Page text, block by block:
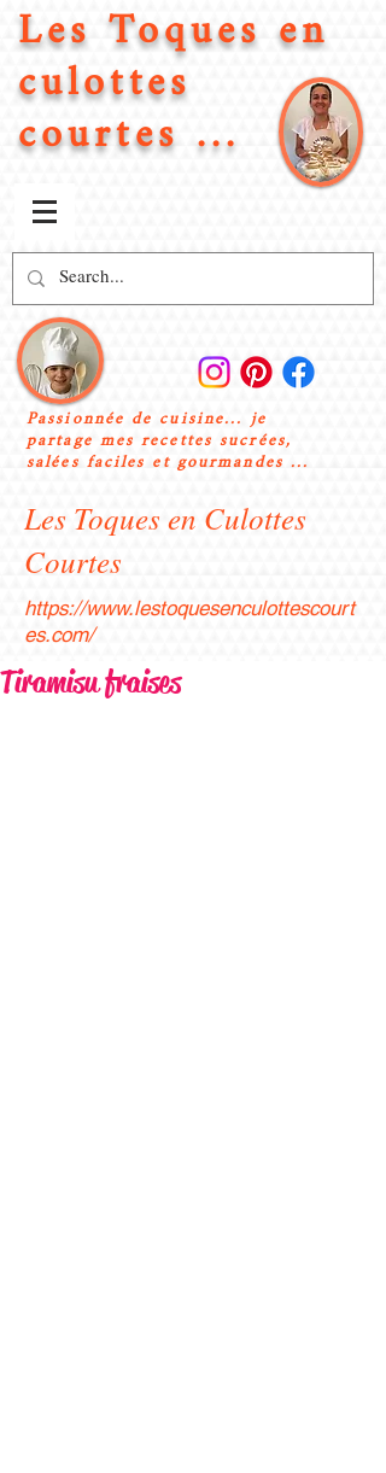
Les Toques en
culottes
courtes ...
Passionnée de cuisine... je
partage mes recettes sucrées,
salées faciles et gourmandes ...
Les Toques en Culottes
Courtes
https://www.lestoquesenculottescourt
es.com/
Tiramisu fraises